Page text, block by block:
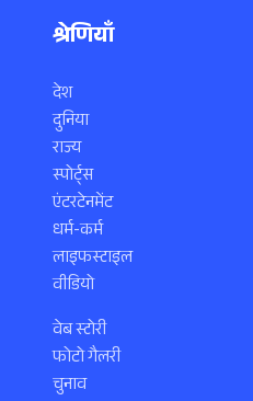
श्रेणियाँ
देश
दुनिया
राज्य
स्पोर्ट्स
एंटरटेनमेंट
धर्म-कर्म
लाइफस्टाइल
वीडियो
वेब स्टोरी
फोटो गैलरी
चुनाव